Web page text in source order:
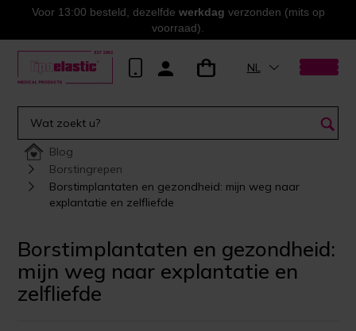
Voor 13:00 besteld, dezelfde werkdag verzonden (mits op
voorraad).
NL
Blog
Borstingrepen
Borstimplantaten en gezondheid: mijn weg naar
explantatie en zelfliefde
Borstimplantaten en gezondheid:
mijn weg naar explantatie en
zelfliefde